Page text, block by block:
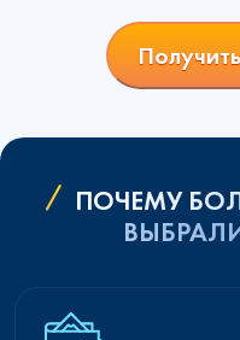
ПОЧЕМУ
ВЫБРАЛИ